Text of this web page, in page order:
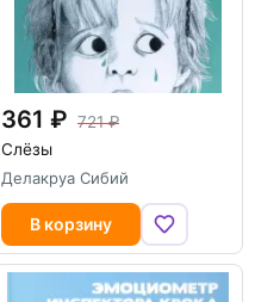
361
721
Слёзы
Делакруа Сибий
В корзину